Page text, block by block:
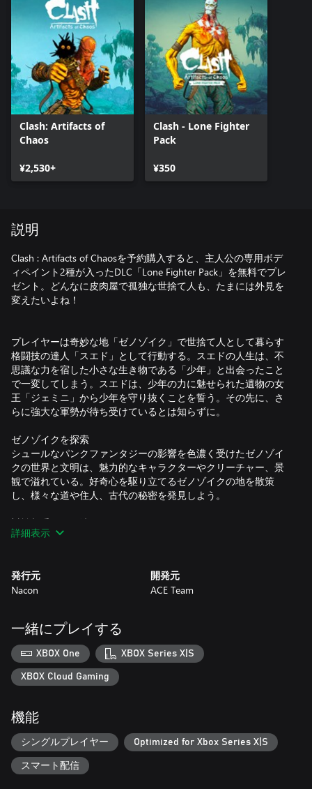
Clash: Artifacts of
Chaos
¥2,530+
Clash - Lone Fighter
Pack
¥350
説明
Clash : Artifacts of Chaosを予約購入すると、主人公の専用ボデ
ィペイント2種が入ったDLC「Lone Fighter Pack」を無料でプレ
ゼント。どんなに皮肉屋で孤独な世捨て人も、たまには外見を
変えたいよね！
プレイヤーは奇妙な地「ゼノゾイク」で世捨て人として暮らす
格闘技の達人「スエド」として行動する。スエドの人生は、不
思議な力を宿した小さな生き物である「少年」と出会ったこと
で一変してしまう。スエドは、少年の力に魅せられた遺物の女
王「ジェミニ」から少年を守り抜くことを誓う。その先に、さ
らに強大な軍勢が待ち受けているとは知らずに。
ゼノゾイクを探索
シュールなパンクファンタジーの影響を色濃く受けたゼノゾイ
クの世界と文明は、魅力的なキャラクターやクリーチャー、景
観で溢れている。好奇心を駆り立てるゼノゾイクの地を散策
し、様々な道や住人、古代の秘密を発見しよう。
対戦相手を叩き潰せ
自身の拳とスピードこそが最大の武器となる。攻撃して回避、
人称視点へ切り替えたり――戦いに勝利し、一瞬で致命的とな
るであろうミスを避けられるかどうかは、プレイヤーの手に委
戦闘スタイルをカスタマイズ
冒険の途中で学んだ様々な格闘技を、状況や敵の種類、そして
自分の好みに応じて自由に使い分けよう。戦いに勝利すること
で能力のパワーアップや攻撃のアップグレードが可能となり、
自分だけのユニークな戦闘スタイルを確立させることができ
儀式の挑戦に立ち向かえ
戦いの前に、サイコロを使った「双六」ゲームで対戦相手に挑
戦することが可能だ。勝者は戦いのルールを設定することがで
き、その掟は往々にして勝者に優位なものとなる。モンスター
詳細表示
発行元
Nacon
開発元
ACE Team
一緒にプレイする
XBOX One XBOX Series X|S
XBOX Cloud Gaming
機能
シングルプレイヤー Optimized for Xbox Series X|S
スマート配信